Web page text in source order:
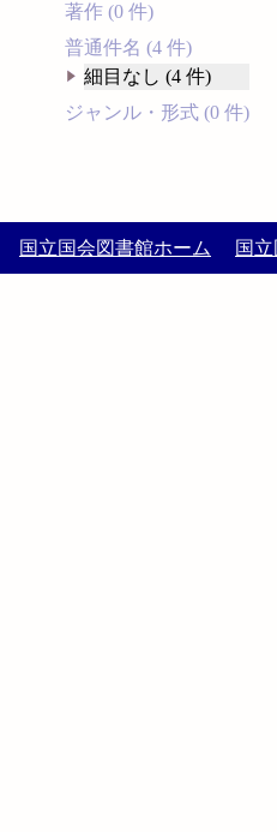
著作 (0 件)
普通件名 (4 件)
細目なし (4 件)
ジャンル・形式 (0 件)
国立国会図書館ホーム 国